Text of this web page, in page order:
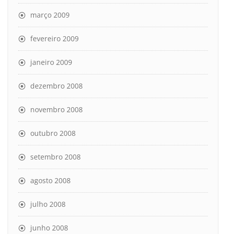
março 2009
fevereiro 2009
janeiro 2009
dezembro 2008
novembro 2008
outubro 2008
setembro 2008
agosto 2008
julho 2008
junho 2008